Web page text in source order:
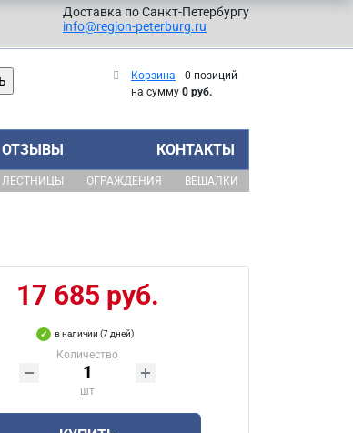
Доставка по Санкт-Петербургу
info@region-peterburg.ru
Корзина
0 позиций
на сумму 0 руб.
ОТЗЫВЫ КОНТАКТЫ
ЛЕСТНИЦЫ ОГРАЖДЕНИЯ ВЕШАЛКИ
17 685 руб.
в наличии (7 дней)
Количество
шт